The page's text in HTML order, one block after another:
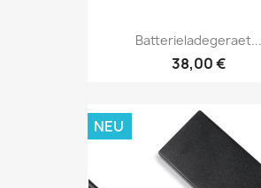
Batterieladegeraet...
38,00 €
NEU